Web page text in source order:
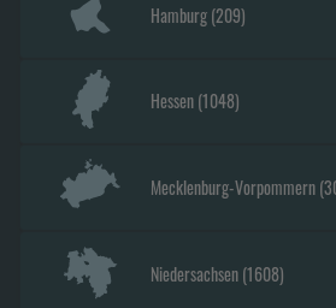
Hamburg(209)
Hessen(1048)
Mecklenburg-Vorpommern(
Niedersachsen(1608)